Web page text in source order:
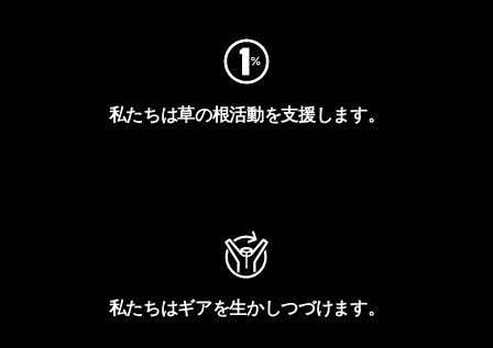
私たちは草の根活動を支援します。
私たちはギアを生かしつづけます。